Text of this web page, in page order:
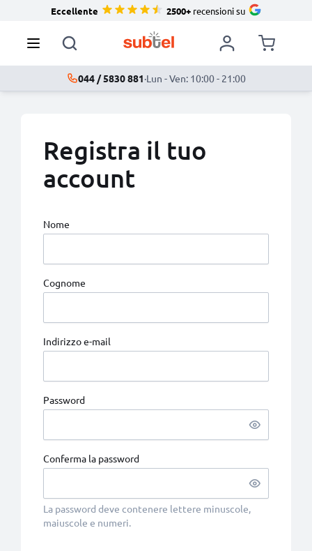
Eccellente 2500+recensioni su
044 / 5830 881·Lun - Ven: 10:00 - 21:00
Registra il tuo
account
Nome
Cognome
Indirizzo e-mail
Password
Conferma la password
La password deve contenere lettere minuscole,
maiuscole e numeri.